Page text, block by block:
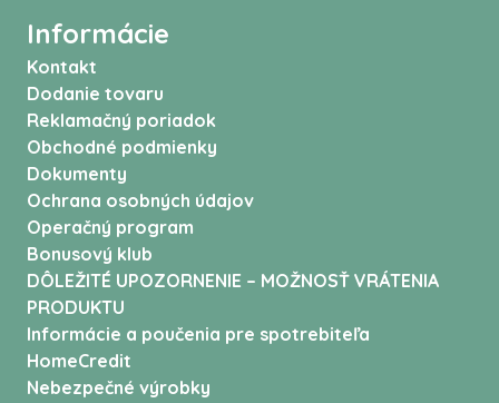
Informácie
Kontakt
Dodanie tovaru
Reklamačný poriadok
Obchodné podmienky
Dokumenty
Ochrana osobných údajov
Operačný program
Bonusový klub
DÔLEŽITÉ UPOZORNENIE – MOŽNOSŤ VRÁTENIA
PRODUKTU
Informácie a poučenia pre spotrebiteľa
HomeCredit
Nebezpečné výrobky